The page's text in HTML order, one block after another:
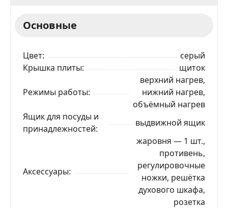
Основные
Цвет
серый
Крышка плиты
щиток
Режимы работы
верхний нагрев,
нижний нагрев,
объёмный нагрев
Ящик для посуды и
принадлежностей
выдвижной ящик
Аксессуары
жаровня — 1 шт.,
противень,
регулировочные
ножки, решётка
духового шкафа,
розетка